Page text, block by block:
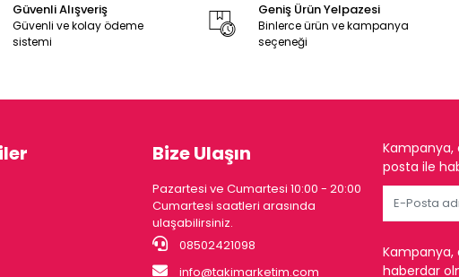
Güvenli Alışveriş
Güvenli ve kolay ödeme
sistemi
Geniş Ürün Yelpazesi
Binlerce ürün ve kampanya
seçeneği
Bize Ulaşın
Pazartesi ve Cumartesi 10:00 - 20:00
Cumartesi saatleri arasında
ulaşabilirsiniz.
08502421098
info@takimarketim.com
Kampanya,
posta ile
Kampanya,
haberdar